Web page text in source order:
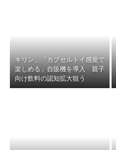
キリン、「カプセルトイ感覚で
楽しめる」自販機を導入 親子
向け飲料の認知拡大狙う